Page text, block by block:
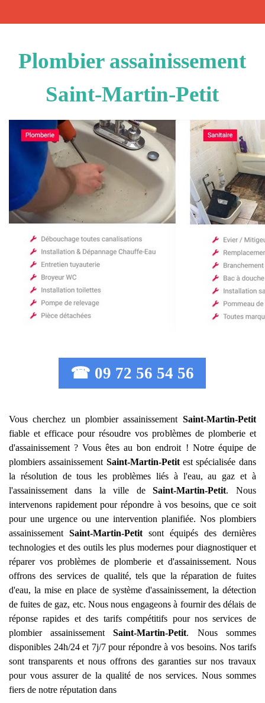
Plombier assainissement
Saint-Martin-Petit
☎ 09 72 56 54 56
Vous cherchez un plombier assainissement Saint-Martin-Petit
fiable et efficace pour résoudre vos problèmes de plomberie et
d'assainissement ? Vous êtes au bon endroit ! Notre équipe de
plombiers assainissement Saint-Martin-Petitest spécialisée dans
la résolution de tous les problèmes liés à l'eau, au gaz et à
l'assainissement dans la ville deSaint-Martin-Petit. Nous
intervenons rapidement pour répondre à vos besoins, que ce soit
pour une urgence ou une intervention planifiée. Nos plombiers
assainissement Saint-Martin-Petitsont équipés des dernières
technologies et des outils les plus modernes pour diagnostiquer et
réparer vos problèmes de plomberie et d'assainissement. Nous
offrons des services de qualité, tels que la réparation de fuites
d'eau, la mise en place de système d'assainissement, la détection
de fuites de gaz, etc. Nous nous engageons à fournir des délais de
réponse rapides et des tarifs compétitifs pour nos services de
plombier assainissementSaint-Martin-Petit. Nous sommes
disponibles 24h/24 et 7j/7 pour répondre à vos besoins. Nos tarifs
sont transparents et nous offrons des garanties sur nos travaux
pour vous assurer de la qualité de nos services. Nous sommes
fiers de notre réputation dans